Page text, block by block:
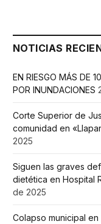
NOTICIAS
EN RIESGO MÁS DE
POR INUNDACIONES
Corte Superior de
comunidad en
2025
Siguen las graves
dietética en Hospital
de 2025
Colapso municipal